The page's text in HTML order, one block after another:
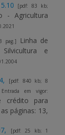
[pdf: 83 kb;
- Agricultura
pag.]
Linha de
e
[pdf: 840 kb; 8
em vigor:
crédito para
páginas: 13,
[pdf: 25 kb; 1